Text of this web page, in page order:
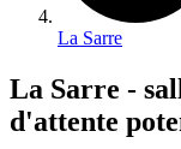
La Sarre
La Sarre -
d'attente